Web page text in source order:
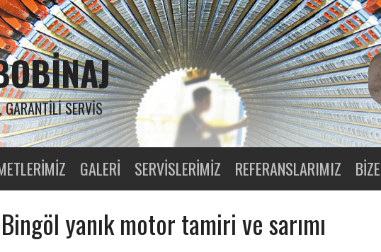
SERVIS
GALERI SERVISLERIMIZ REFERANSLARIMIZ
Bingöl yanık motor tamiri ve sarımı